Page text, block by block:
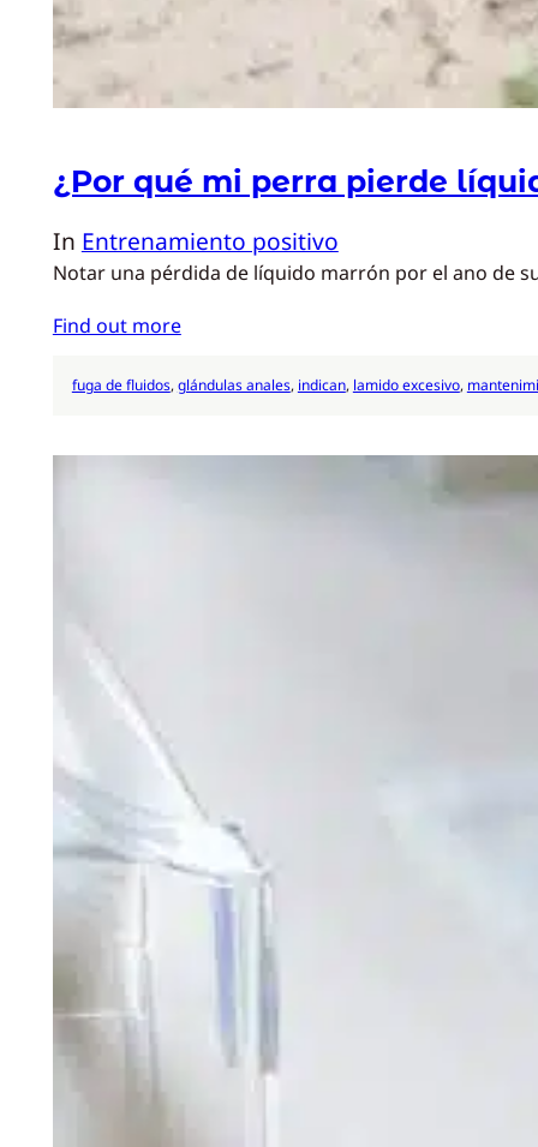
¿Por qué mi perra pierde
In Entrenamiento positivo
Notar una pérdida de líquido marrón por el ano de
Find out more
fuga de fluidos, glándulas anales, indican, lamido excesivo,